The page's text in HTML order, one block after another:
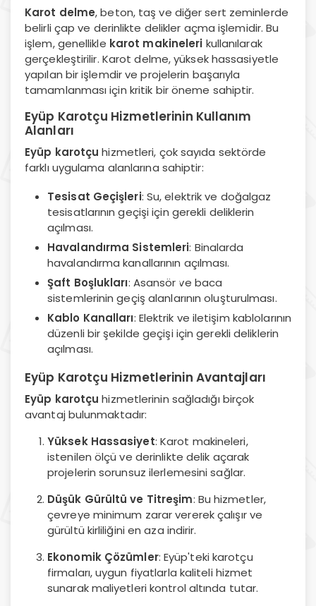
Karot delme, beton, taş ve diğer sert zeminlerde
belirli çap ve derinlikte delikler açma işlemidir. Bu
işlem, genellikle karot makineleri kullanılarak
gerçekleştirilir. Karot delme, yüksek hassasiyetle
yapılan bir işlemdir ve projelerin başarıyla
tamamlanması için kritik bir öneme sahiptir.
Eyüp Karotçu Hizmetlerinin Kullanım
Alanları
Eyüp karotçu hizmetleri, çok sayıda sektörde
farklı uygulama alanlarına sahiptir:
Tesisat Geçişleri: Su, elektrik ve doğalgaz
tesisatlarının geçişi için gerekli deliklerin
açılması.
Havalandırma Sistemleri: Binalarda
havalandırma kanallarının açılması.
Şaft Boşlukları: Asansör ve baca
sistemlerinin geçiş alanlarının oluşturulması.
Kablo Kanalları: Elektrik ve iletişim kablolarının
düzenli bir şekilde geçişi için gerekli deliklerin
açılması.
Eyüp Karotçu Hizmetlerinin Avantajları
Eyüp karotçu hizmetlerinin sağladığı birçok
avantaj bulunmaktadır:
Yüksek Hassasiyet: Karot makineleri,
istenilen ölçü ve derinlikte delik açarak
projelerin sorunsuz ilerlemesini sağlar.
Düşük Gürültü ve Titreşim: Bu hizmetler,
çevreye minimum zarar vererek çalışır ve
gürültü kirliliğini en aza indirir.
Ekonomik Çözümler: Eyüp'teki karotçu
firmaları, uygun fiyatlarla kaliteli hizmet
sunarak maliyetleri kontrol altında tutar.